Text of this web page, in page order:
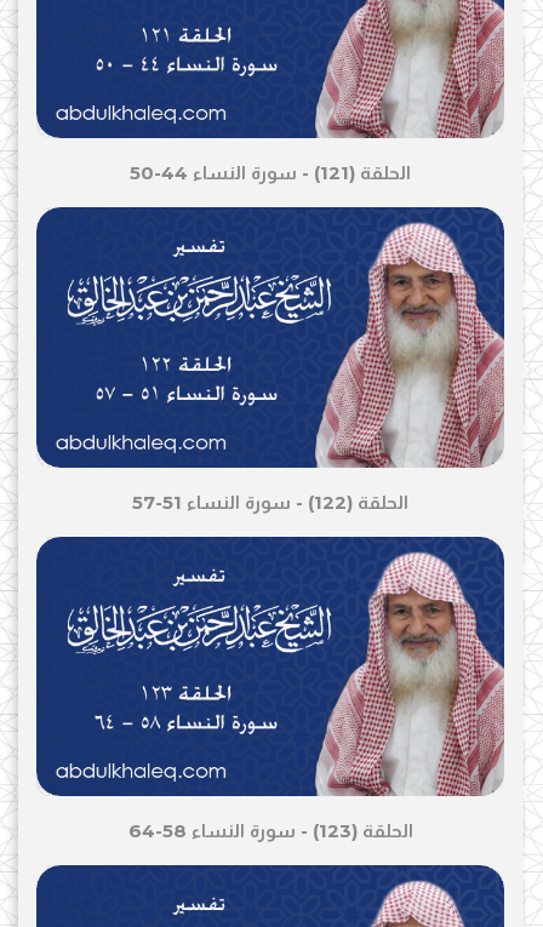
الحلقة (121) - سورة النساء 44-50
الحلقة (122) - سورة النساء 51-57
الحلقة (123) - سورة النساء 58-64